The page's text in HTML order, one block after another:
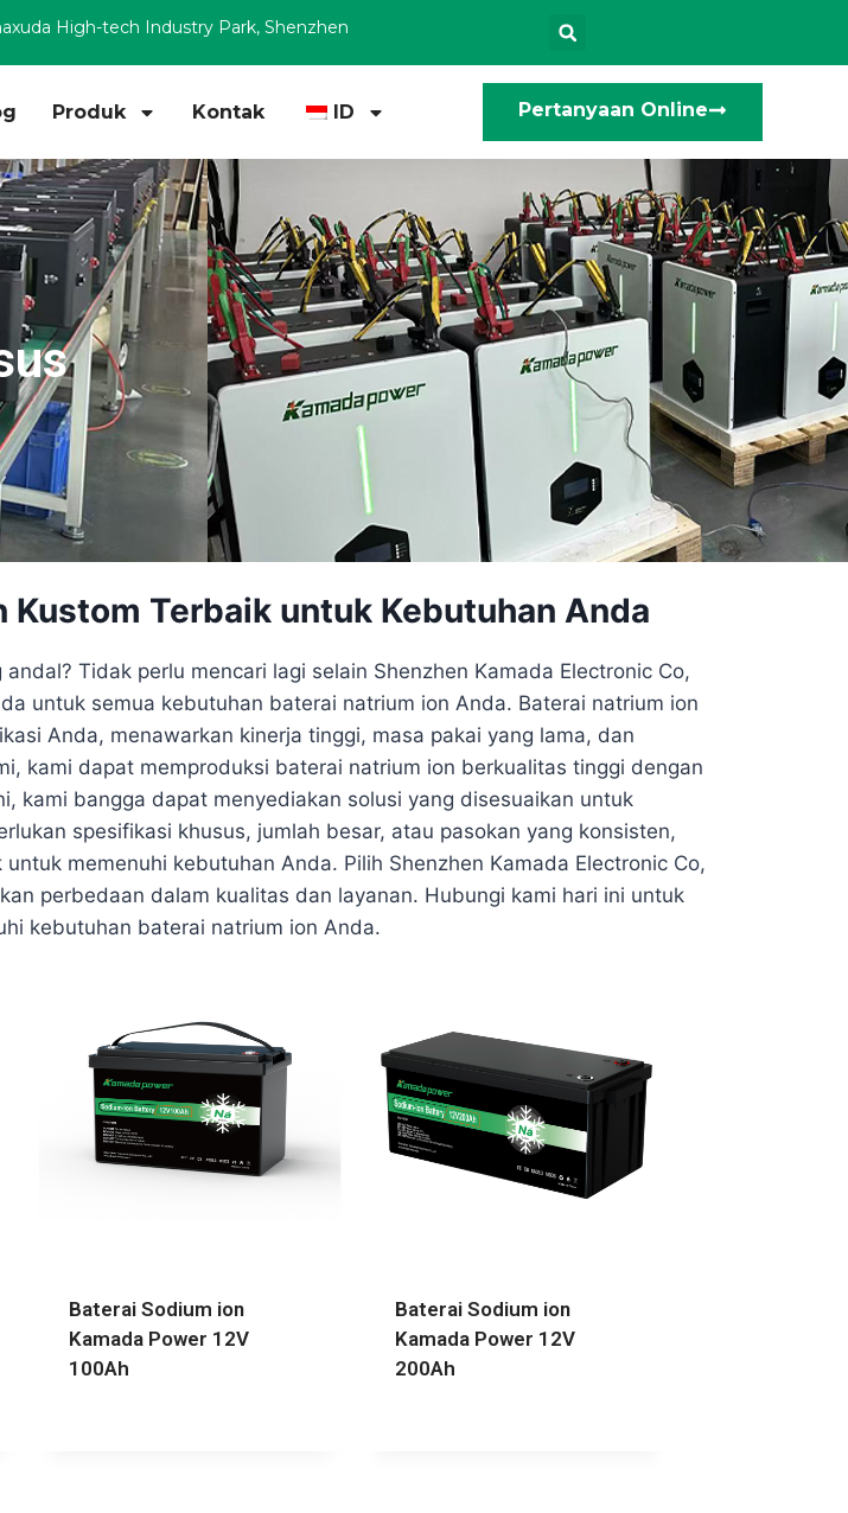
High-tech Industry Park, Shenzhen
Produk Kontak ID Pertanyaan Online
Terbaik untuk Kebutuhan Anda
Tidak perlu mencari lagi selain Shenzhen Kamada Electronic Co,
untuk semua kebutuhan baterai natrium ion Anda. Baterai natrium ion
Anda, menawarkan kinerja tinggi, masa pakai yang lama, dan
kami dapat memproduksi baterai natrium ion berkualitas tinggi dengan
kami bangga dapat menyediakan solusi yang disesuaikan untuk
spesifikasi khusus, jumlah besar, atau pasokan yang konsisten,
memenuhi kebutuhan Anda. Pilih Shenzhen Kamada Electronic Co,
perbedaan dalam kualitas dan layanan. Hubungi kami hari ini untuk
kebutuhan baterai natrium ion Anda.
Baterai Sodium ion
Kamada Power 12V
100Ah
Baterai Sodium ion
Kamada Power 12V
200Ah